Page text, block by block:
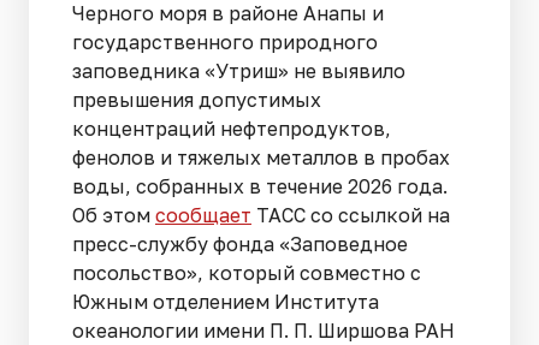
Черного моря в районе Анапы и
государственного природного
заповедника «Утриш» не выявило
превышения допустимых
концентраций нефтепродуктов,
фенолов и тяжелых металлов в пробах
воды, собранных в течение 2026 года.
Об этом сообщает ТАСС со ссылкой на
пресс-службу фонда «Заповедное
посольство», который совместно с
Южным отделением Института
океанологии имени П. П. Ширшова РАН